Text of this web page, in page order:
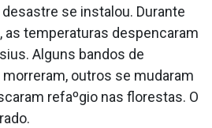
se instalou. Durante
temperaturas despencaram
Alguns bandos de
outros se mudaram
refaºgio nas florestas. O